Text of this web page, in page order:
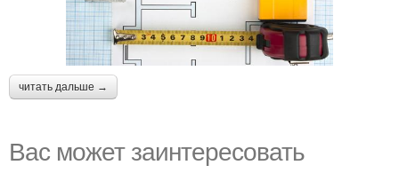
читать дальше →
Вас может заинтересовать